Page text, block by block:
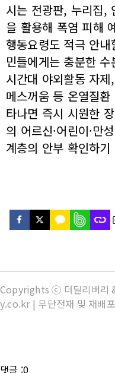
시는 전광판, 누리집,
을 활용해 폭염 피해
행동요령도 적극 안
민들에게는 충분한
시간대 야외활동 자제
메스꺼움 등 온열질
타나면 즉시 시원한
의 어르신·어린이·만
계층의 안부 확인하
Copyrights ⓒ 더딜리버
y.co.kr | 무단전재 및 재배
댓글 :0